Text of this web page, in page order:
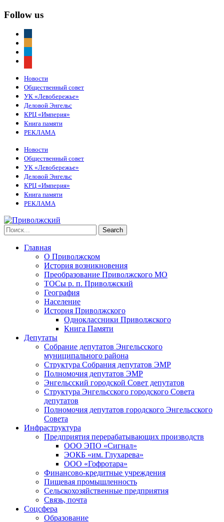
Follow us
Новости
Общественный совет
УК «Левобережье»
Деловой Энгельс
КРЦ «Империя»
Книга памяти
РЕКЛАМА
Новости
Общественный совет
УК «Левобережье»
Деловой Энгельс
КРЦ «Империя»
Книга памяти
РЕКЛАМА
Главная
О Приволжском
История возникновения
Преобразование Приволжского МО
ТОСы р. п. Приволжский
География
Население
История Приволжского
Одноклассники Приволжского
Книга Памяти
Депутаты
Собрание депутатов Энгельсского
муниципального района
Структура Собрания депутатов ЭМР
Полномочия депутатов ЭМР
Энгельсский городской Совет депутатов
Структура Энгельсского городского Совета
депутатов
Полномочия депутатов городского Энгельсского
Совета
Инфраструктура
Предприятия перерабатывающих производств
ООО ЭПО «Сигнал»
ЭОКБ «им. Глухарева»
ООО «Гофротара»
Финансово-кредитные учреждения
Пищевая промышленность
Сельскохозяйственные предприятия
Связь, почта
Соцсфера
Образование